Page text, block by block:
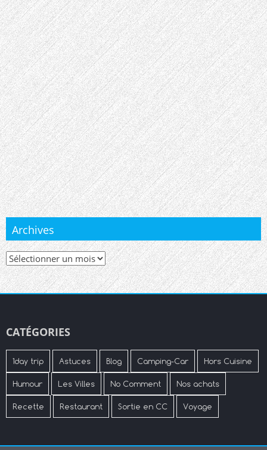
Archives
Archives
CATÉGORIES
1day trip Astuces Blog Camping-Car Hors Cuisine
Humour Les Villes No Comment Nos achats
Recette Restaurant Sortie en CC Voyage